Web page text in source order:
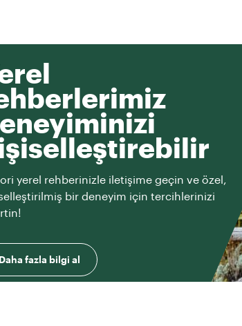
yerel rehberinizle iletişime geçin ve özel,
bir deneyim için tercihlerinizi
Daha fazla bilgi al